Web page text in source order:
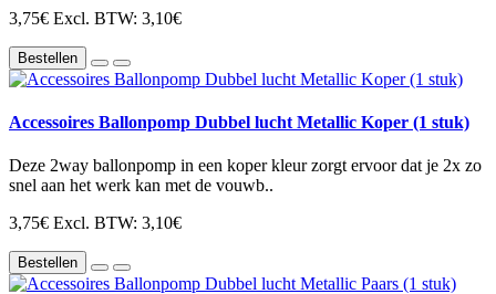
3,75€ Excl. BTW: 3,10€
Bestellen
Accessoires Ballonpomp Dubbel lucht Metallic Koper (1 stuk)
Deze 2way ballonpomp in een koper kleur zorgt ervoor dat je 2x zo
snel aan het werk kan met de vouwb..
3,75€ Excl. BTW: 3,10€
Bestellen